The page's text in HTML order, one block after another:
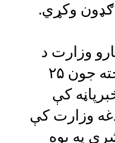
وکړي.
وزارت د
سه شنبې د ورځې ناوخته جون ۲۵
کې
وزارت کې
په یوه